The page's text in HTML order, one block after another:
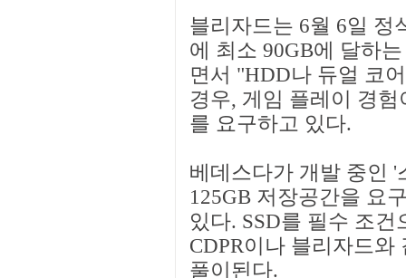
블리자드는 6월 6일 정
에 최소 90GB에 달하
면서 "HDD나 듀얼 코
경우, 게임 플레이 경
를 요구하고 있다.
베데스다가 개발 중인
125GB 저장공간을 요
있다. SSD를 필수 조
CDPR이나 블리자드
풀이된다.